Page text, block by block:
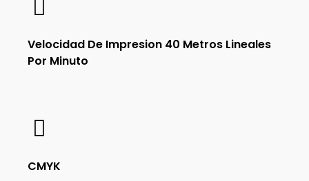
Velocidad De Impresion 40 Metros Lineales
Por Minuto
CMYK